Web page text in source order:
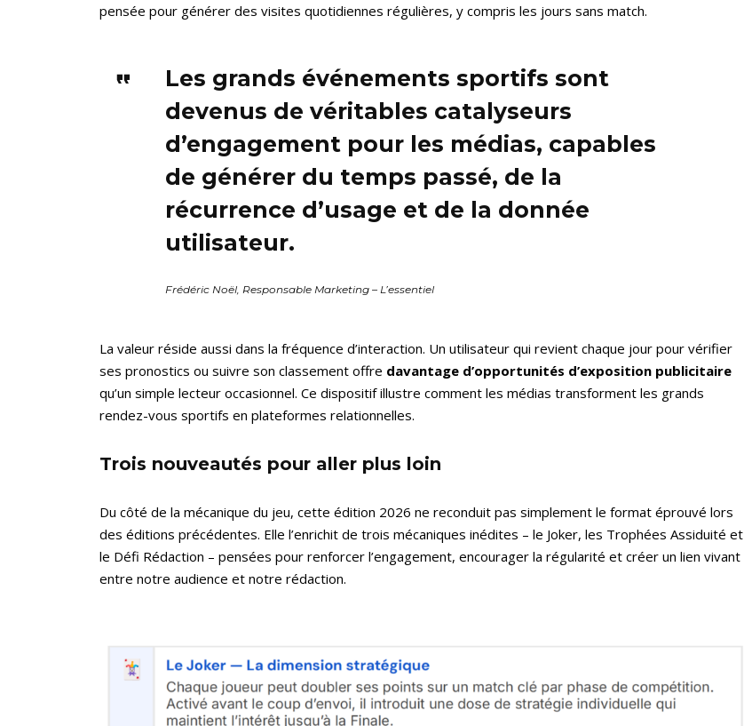
pensée pour générer des visites quotidiennes régulières, y compris les jours sans match.
Les grands événements sportifs sont
devenus de véritables catalyseurs
d’engagement pour les médias, capables
de générer du temps passé, de la
récurrence d’usage et de la donnée
utilisateur.
Frédéric Noël, Responsable Marketing – L’essentiel
La valeur réside aussi dans la fréquence d’interaction. Un utilisateur qui revient chaque jour pour vérifier
ses pronostics ou suivre son classement offre davantage d’opportunités d’exposition publicitaire
qu’un simple lecteur occasionnel. Ce dispositif illustre comment les médias transforment les grands
rendez-vous sportifs en plateformes relationnelles.
Trois nouveautés pour aller plus loin
Du côté de la mécanique du jeu, cette édition 2026 ne reconduit pas simplement le format éprouvé lors
des éditions précédentes. Elle l’enrichit de trois mécaniques inédites – le Joker, les Trophées Assiduité et
le Défi Rédaction – pensées pour renforcer l’engagement, encourager la régularité et créer un lien vivant
entre notre audience et notre rédaction.